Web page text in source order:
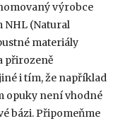
výrobce
NHL (Natural
materiály
přirozeně
i tím, že například
opuky není vhodné
bázi. Připomeňme